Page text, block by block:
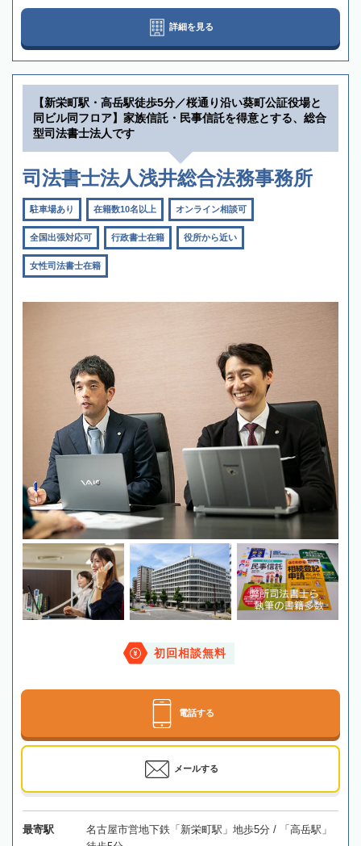
詳細を見る
【新栄町駅・高岳駅徒歩5分／桜通り沿い葵町公証役場と
同ビル同フロア】家族信託・民事信託を得意とする、総合
型司法書士法人です
司法書士法人浅井総合法務事務所
駐車場あり 在籍数10名以上 オンライン相談可
全国出張対応可 行政書士在籍 役所から近い
女性司法書士在籍
初回相談無料
電話する
メールする
最寄駅
名古屋市営地下鉄「新栄町駅」地歩5分 / 「高岳駅」